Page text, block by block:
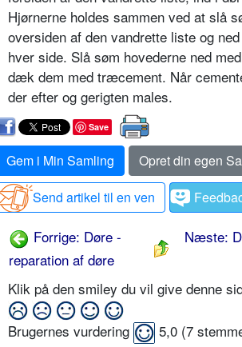
Hjørnerne holdes sammen ved at slå
oversiden af den vandrette liste og
hver side. Slå søm hovederne ned
dæk dem med træcement. Når
der efter og gerigten males.
Save
Gem i Min Samling
Opret din egen
Send artikel til en ven
Forrige: Døre -
reparation af døre
Næste:
Klik på den smiley du vil give denne
Brugernes vurdering 5,0 (7